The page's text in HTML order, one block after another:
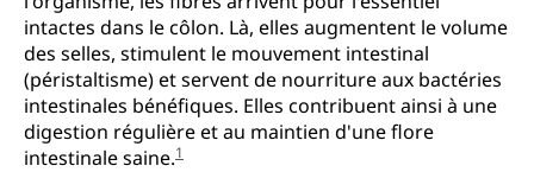
intactes dans le côlon. Là, elles augmentent le volume
des selles, stimulent le mouvement intestinal
(péristaltisme) et servent de nourriture aux bactéries
intestinales bénéfiques. Elles contribuent ainsi à une
digestion régulière et au maintien d'une flore
intestinale saine.1